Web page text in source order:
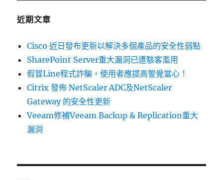
近期文章
Cisco 近日發布更新以解決多個產品的安全性弱點
SharePoint Server重大漏洞已遭駭客濫用
假冒Line程式詐騙，使用者應提高警覺當心！
Citrix 發佈 NetScaler ADC及NetScaler
Gateway 的安全性更新
Veeam修補Veeam Backup & Replication重大
漏洞